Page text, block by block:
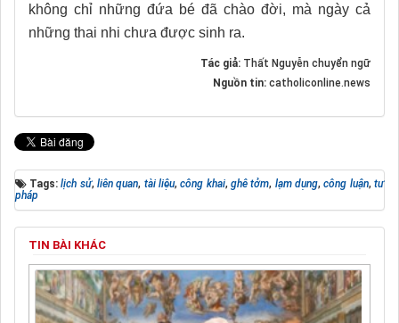
không chỉ những đứa bé đã chào đời, mà ngày cả
những thai nhi chưa được sinh ra.
Tác giả: Thất Nguyễn chuyển ngữ
Nguồn tin: catholiconline.news
Tags:lịch sử,liên quan, tài liệu,công khai,ghê tởm, lạm dụng,công luận,tư
pháp
TIN BÀI KHÁC